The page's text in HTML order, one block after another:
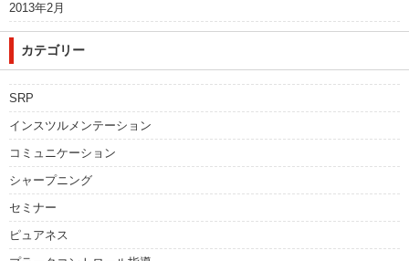
2013年2月
カテゴリー
SRP
インスツルメンテーション
コミュニケーション
シャープニング
セミナー
ピュアネス